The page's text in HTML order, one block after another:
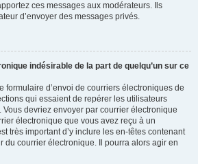
ces messages aux modérateurs. Ils
d’envoyer des messages privés.
indésirable de la part de quelqu’un sur ce
formulaire d’envoi de courriers électroniques de
qui essaient de repérer les utilisateurs
devriez envoyer par courrier électronique
électronique que vous avez reçu à un
très important d’y inclure les en-têtes contenant
du courrier électronique. Il pourra alors agir en